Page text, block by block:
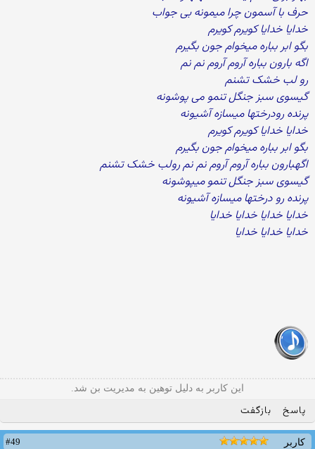
حرف با آسمون چرا میمونه بی جواب
خدایا خدایا کویرم کویرم
بگو ابر بباره میخوام جون بگیرم
اگه بارون بباره آروم آروم نم نم
رو لب خشک تشنم
گیسوی سبز جنگل تنمو می پوشونه
پرنده رودرختها میسازه آشیونه
خدایا خدایا کویرم کویرم
بگو ابر بباره میخوام جون بگیرم
اگهبارون بباره آروم آروم نم نم رولب خشک تشنم
گیسوی سبز جنگل تنمو میپوشونه
پرنده رو درختها میسازه آشیونه
خدایا خدایا خدایا خدایا
خدایا خدایا خدایا
این کاربر به دلیل توهین به مدیریت بن شد.
پاسخ بازگفت
کاربر
#49